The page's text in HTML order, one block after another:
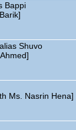
Bappi
Shuvo
Ms. Nasrin Hena]